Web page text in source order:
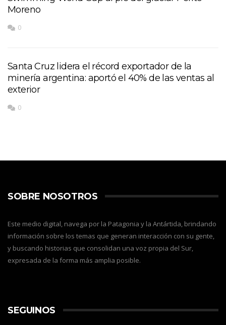
Moreno
0
Santa Cruz lidera el récord exportador de la
minería argentina: aportó el 40% de las ventas al
exterior
0
SOBRE NOSOTROS
Este medio digital, navega por la Patagonia y la Antártida, brindando
información sobre los temas que generan interacción con su gente,
y buscando historias que consolidan una voz propia del Sur,
expresada de la forma más amplia posible.
SEGUINOS